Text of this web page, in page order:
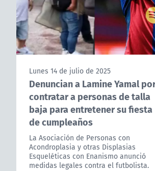
Lunes 14 de julio de 2025
Denuncian a Lamine Yamal
contratar a personas de talla
baja para entretener su fiesta
de cumpleaños
La Asociación de Personas con
Acondroplasia y otras Displasias
Esqueléticas con Enanismo anunció
medidas legales contra el futbolista.